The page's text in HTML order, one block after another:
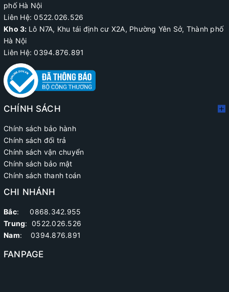
phố Hà Nội
Liên Hệ:0522.026.526
Kho 3: Lô N7A, Khu tái định cư X2A, Phường Yên Sở, Thành phố
Hà Nội
Liên Hệ: 0394.876.891
CHÍNH SÁCH
Chính sách bảo hành
Chính sách đổi trả
Chính sách vận chuyển
Chính sách bảo mật
Chính sách thanh toán
CHI NHÁNH
Bắc: 0868.342.955
Trung: 0522.026.526
Nam: 0394.876.891
FANPAGE